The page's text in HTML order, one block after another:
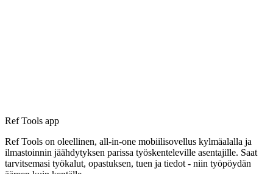
Ref Tools app
Ref Tools on oleellinen, all-in-one mobiilisovellus kylmäalalla ja
ilmastoinnin jäähdytyksen parissa työskenteleville asentajille. Saat
tarvitsemasi työkalut, opastuksen, tuen ja tiedot - niin työpöydän